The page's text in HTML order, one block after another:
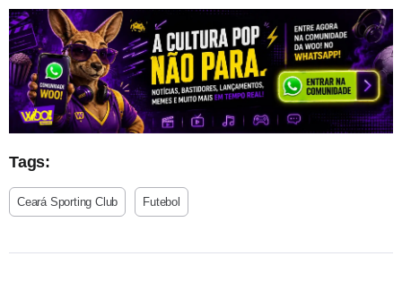
Tags:
Ceará Sporting Club Futebol